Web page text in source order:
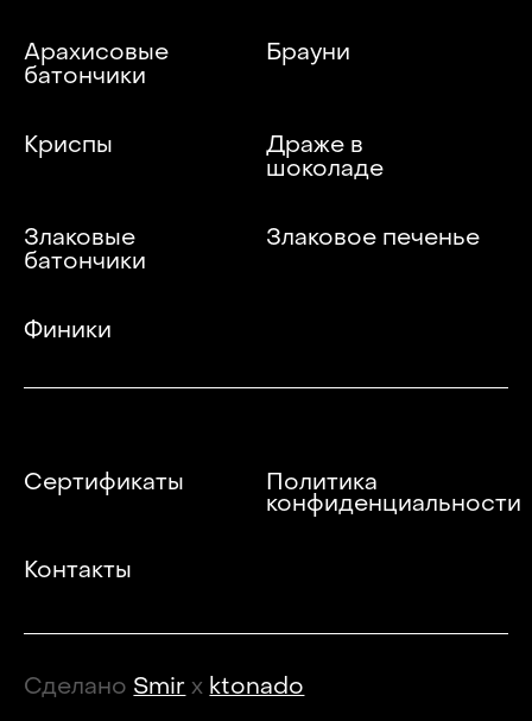
Арахисовые
батончики
Брауни
Криспы
Драже в
шоколаде
Злаковые
батончики
Злаковое печенье
Финики
Сертификаты Политика
конфиденциальности
Контакты
Сделано Smir x ktonado